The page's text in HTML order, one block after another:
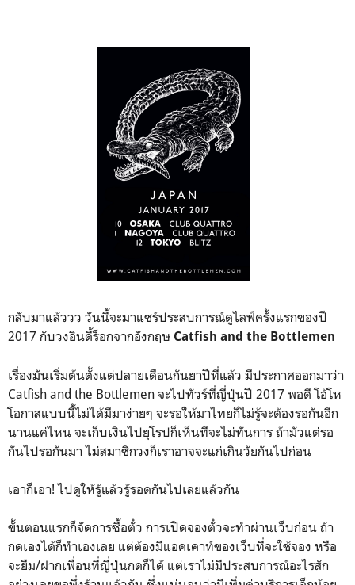
กลับมาแล้ววว วันนี้จะมาแชร์ประสบการณ์ดูไลฟ์ครั้งแรกของปี
2017 กับวงอินดี้ร็อกจากอังกฤษ Catfish and the Bottlemen
เรื่องมันเริ่มต้นตั้งแต่ปลายเดือนกันยาปีที่แล้ว มีประกาศออกมาว่า
Catfish and the Bottlemen จะไปทัวร์ที่ญี่ปุ่นปี 2017 พอดี โอ้โห
โอกาสแบบนี้ไม่ได้มีมาง่ายๆ จะรอให้มาไทยก็ไม่รู้จะต้องรอกันอีก
นานแค่ไหน จะเก็บเงินไปยุโรปก็เห็นทีจะไม่ทันการ ถ้ามัวแต่รอ
กันไปรอกันมา ไม่สมาชิกวงก็เราอาจจะแก่เกินวัยกันไปก่อน
เอาก็เอา! ไปดูให้รู้แล้วรู้รอดกันไปเลยแล้วกัน
ขั้นตอนแรกก็จัดการซื้อตั๋ว การเปิดจองตั๋วจะทำผ่านเว็บก่อน ถ้า
กดเองได้ก็ทำเองเลย แต่ต้องมีแอคเคาท์ของเว็บที่จะใช้จอง หรือ
จะยืม/ฝากเพื่อนที่ญี่ปุ่นกดก็ได้ แต่เราไม่มีประสบการณ์อะไรสัก